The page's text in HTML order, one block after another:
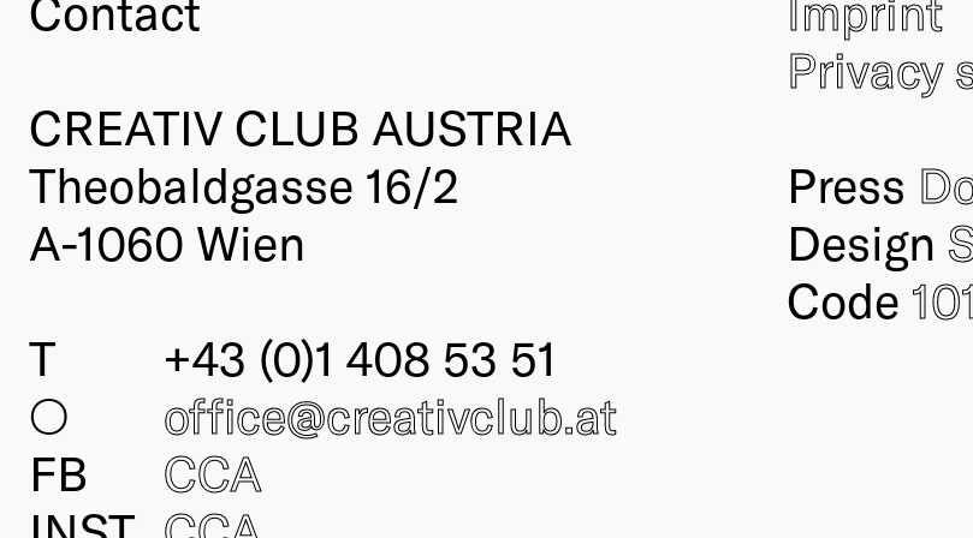
CREATIV CLUB AUSTRIA
Theobaldgasse 16/2
A-1060 Wien
T
+43 (0)1 408 53 51
○
office@creativclub.at
FB
CCA
Privacy
Press
Design
Code